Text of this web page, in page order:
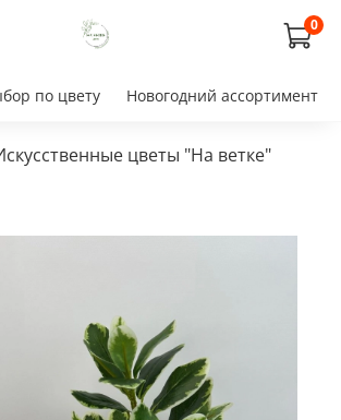
0
по цвету Новогодний ассортимент
цветы "На ветке"